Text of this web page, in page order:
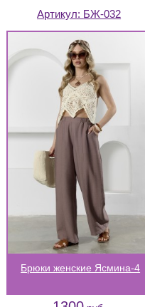
Артикул: БЖ-032
Брюки женские Ясмина-4